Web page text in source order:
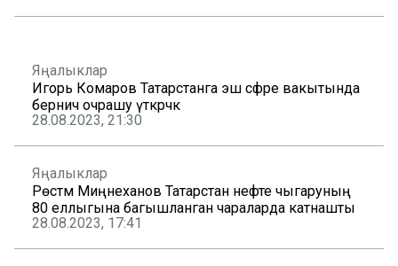
Яңалыклар
Игорь Комаров Татарстанга эш сәфәре вакытында
берничә очрашу үткәрәчәк
28.08.2023, 21:30
Яңалыклар
Рөстәм Миңнеханов Татарстан нефте чыгаруның
80 еллыгына багышланган чараларда катнашты
28.08.2023, 17:41